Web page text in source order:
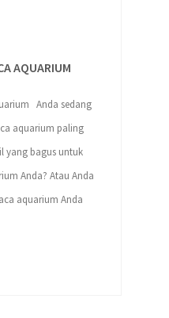
AQUARIUM
Anda sedang
aquarium paling
yang bagus untuk
Anda? Atau Anda
aquarium Anda